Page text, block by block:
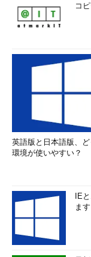
コ
英語版と日本語版、
環境が使いやすい？
IE
ま